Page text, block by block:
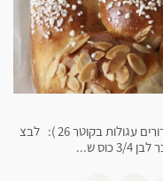
חלת דבש מתוקה ורכה לראש השנה ( 2 חלות כדורים עגולות בקוטר 26 ): לבצ